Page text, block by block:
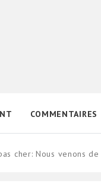
COMMENTAIRES
cher: Nous venons